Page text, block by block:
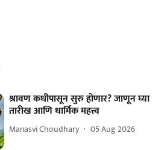
श्रावण कधीपासून सुरु होणार? जाणून घ्या
तारीख आणि धार्मिक महत्त्व
Manasvi Choudhary 05 Aug 2026